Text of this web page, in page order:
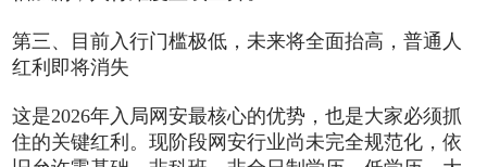
第三、目前入行门槛极低，未来将全面抬高，普通人
红利即将消失
这是2026年入局网安最核心的优势，也是大家必须抓
住的关键红利。现阶段网安行业尚未完全规范化，依